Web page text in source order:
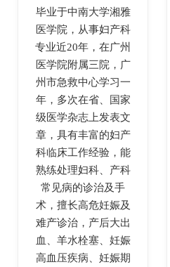
毕业于中南大学湘雅
医学院，从事妇产科
专业近20年，在广州
医学院附属三院，广
州市急救中心学习一
年，多次在省、国家
级医学杂志上发表文
章，具有丰富的妇产
科临床工作经验，能
熟练处理妇科、产科
常见病的诊治及手
术，擅长高危妊娠及
难产诊治，产后大出
血、羊水栓塞、妊娠
高血压疾病、妊娠期